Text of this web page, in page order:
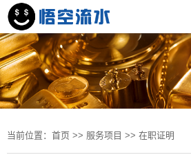
当前位置： 首页 >> 服务项目 >> 在职证明